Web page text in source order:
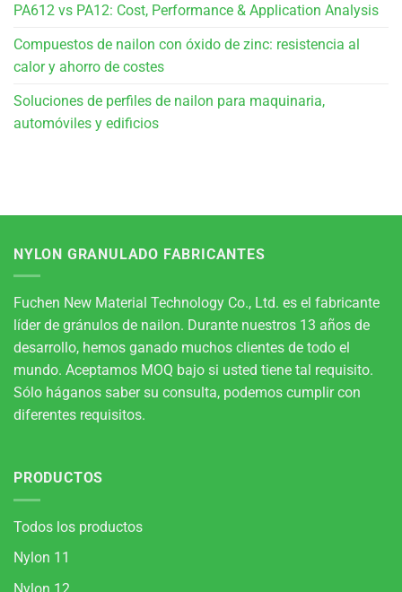
PA612 vs PA12: Cost, Performance & Application Analysis
Compuestos de nailon con óxido de zinc: resistencia al
calor y ahorro de costes
Soluciones de perfiles de nailon para maquinaria,
automóviles y edificios
NYLON GRANULADO FABRICANTES
Fuchen New Material Technology Co., Ltd. es el fabricante
líder de gránulos de nailon. Durante nuestros 13 años de
desarrollo, hemos ganado muchos clientes de todo el
mundo. Aceptamos MOQ bajo si usted tiene tal requisito.
Sólo háganos saber su consulta, podemos cumplir con
diferentes requisitos.
PRODUCTOS
Todos los productos
Nylon 11